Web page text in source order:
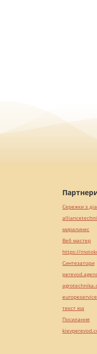
Сережки з
миралинкс
Веб мастер
https://
Синтезатори
текст юа
Посилання